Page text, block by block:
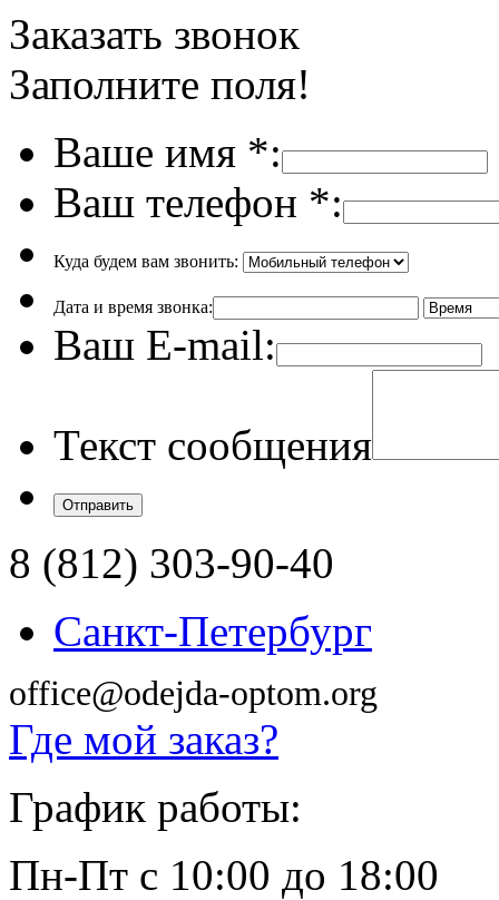
Заказать звонок
Заполните поля!
Ваше имя *:
Ваш телефон *:
Куда будем вам звонить:
Дата и время звонка:
Ваш E-mail:
Текст сообщения
8 (812) 303-90-40
Санкт-Петербург
office@odejda-optom.org
Где мой заказ?
График работы:
Пн-Пт с 10:00 до 18:00